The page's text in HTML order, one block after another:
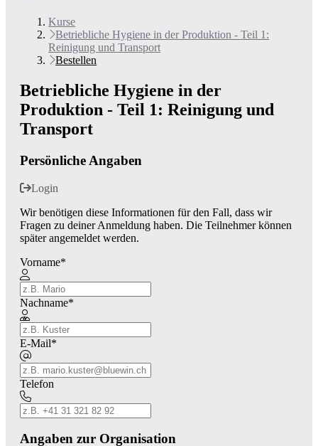
Kurse
Betriebliche Hygiene in der Produktion - Teil 1:
Reinigung und Transport
Bestellen
Betriebliche Hygiene in der
Produktion - Teil 1: Reinigung und
Transport
Persönliche Angaben
Login
Wir benötigen diese Informationen für den Fall, dass wir
Fragen zu deiner Anmeldung haben. Die Teilnehmer können
später angemeldet werden.
Vorname*
Nachname*
E-Mail*
Telefon
Angaben zur Organisation